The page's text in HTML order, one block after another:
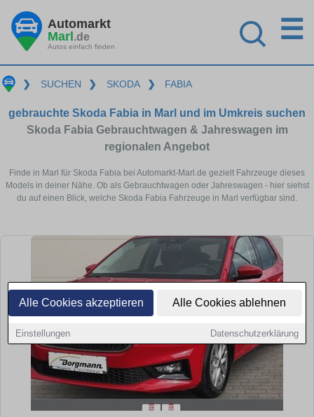
Alle Cookies akzeptieren Alle Cookies ablehnen
Einstellungen Datenschutzerklärung
Automarkt
Marl.de
Autos einfach finden
☰
❯ SUCHEN ❯ SKODA ❯ FABIA
gebrauchte Skoda Fabia in Marl und im Umkreis suchen
Skoda Fabia Gebrauchtwagen & Jahreswagen im
regionalen Angebot
Finde in Marl für Skoda Fabia bei Automarkt-Marl.de gezielt Fahrzeuge dieses
Models in deiner Nähe. Ob als Gebrauchtwagen oder Jahreswagen - hier siehst
du auf einen Blick, welche Skoda Fabia Fahrzeuge in Marl verfügbar sind.